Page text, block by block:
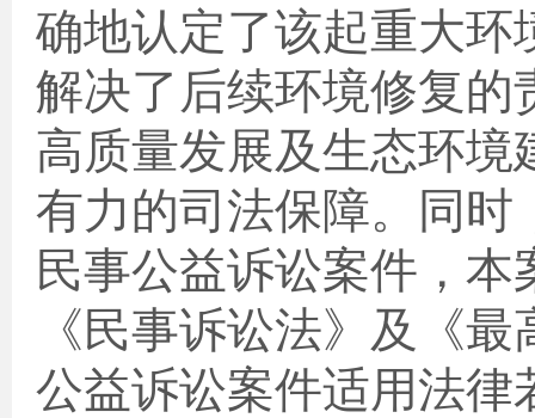
确地认定了该起重大环
解决了后续环境修复的
高质量发展及生态环
有力的司法保障。同时
民事公益诉讼案件，
《民事诉讼法》及《
公益诉讼案件适用法律